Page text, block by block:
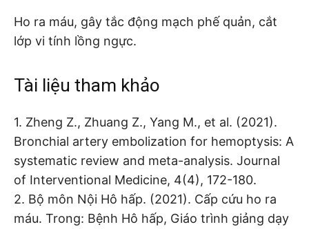
Ho ra máu, gây tắc động mạch phế quản, cắt
lớp vi tính lồng ngực.
Tài liệu tham khảo
1. Zheng Z., Zhuang Z., Yang M., et al. (2021).
Bronchial artery embolization for hemoptysis: A
systematic review and meta-analysis. Journal
of Interventional Medicine, 4(4), 172-180.
2. Bộ môn Nội Hô hấp. (2021). Cấp cứu ho ra
máu. Trong: Bệnh Hô hấp, Giáo trình giảng dạy